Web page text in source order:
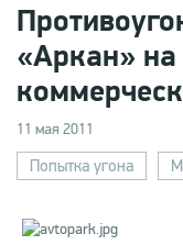
«Аркан»
11 мая 2011
Попытка угона